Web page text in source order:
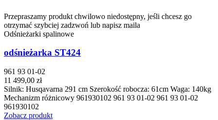
Przepraszamy produkt chwilowo niedostępny, jeśli chcesz go
otrzymać szybciej zadzwoń lub napisz maila
Odśnieżarki spalinowe
odśnieżarka ST424
961 93 01-02
11 499,00 zł
Silnik: Husqavarna 291 cm Szerokość robocza: 61cm Waga: 140kg
Mechanizm różnicowy 961930102 961 93 01-02 961 93 01-02
961930102
Zobacz produkt